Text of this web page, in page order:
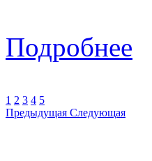
Подробнее
1 2 3 4 5
Предыдущая Следующая